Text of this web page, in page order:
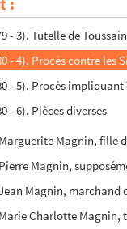
- 2). Mariage avec
- 3). Tutelle de
- 4). Procès contre les
- 5). Procès
- 6). Pièces diverses
Marguerite Magnin, fille
Magnin,
Jean Magnin,
Marie Charlotte